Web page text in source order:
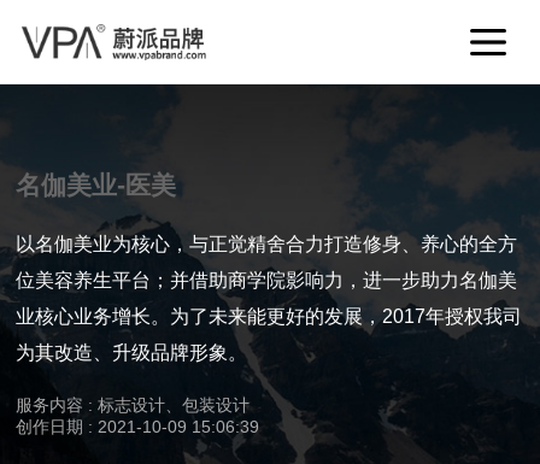
名伽美业-医美
以名伽美业为核心，与正觉精舍合力打造修身、养心的全方
位美容养生平台；并借助商学院影响力，进一步助力名伽美
业核心业务增长。为了未来能更好的发展，2017年授权我司
为其改造、升级品牌形象。
服务内容 : 标志设计、包装设计
创作日期 : 2021-10-09 15:06:39